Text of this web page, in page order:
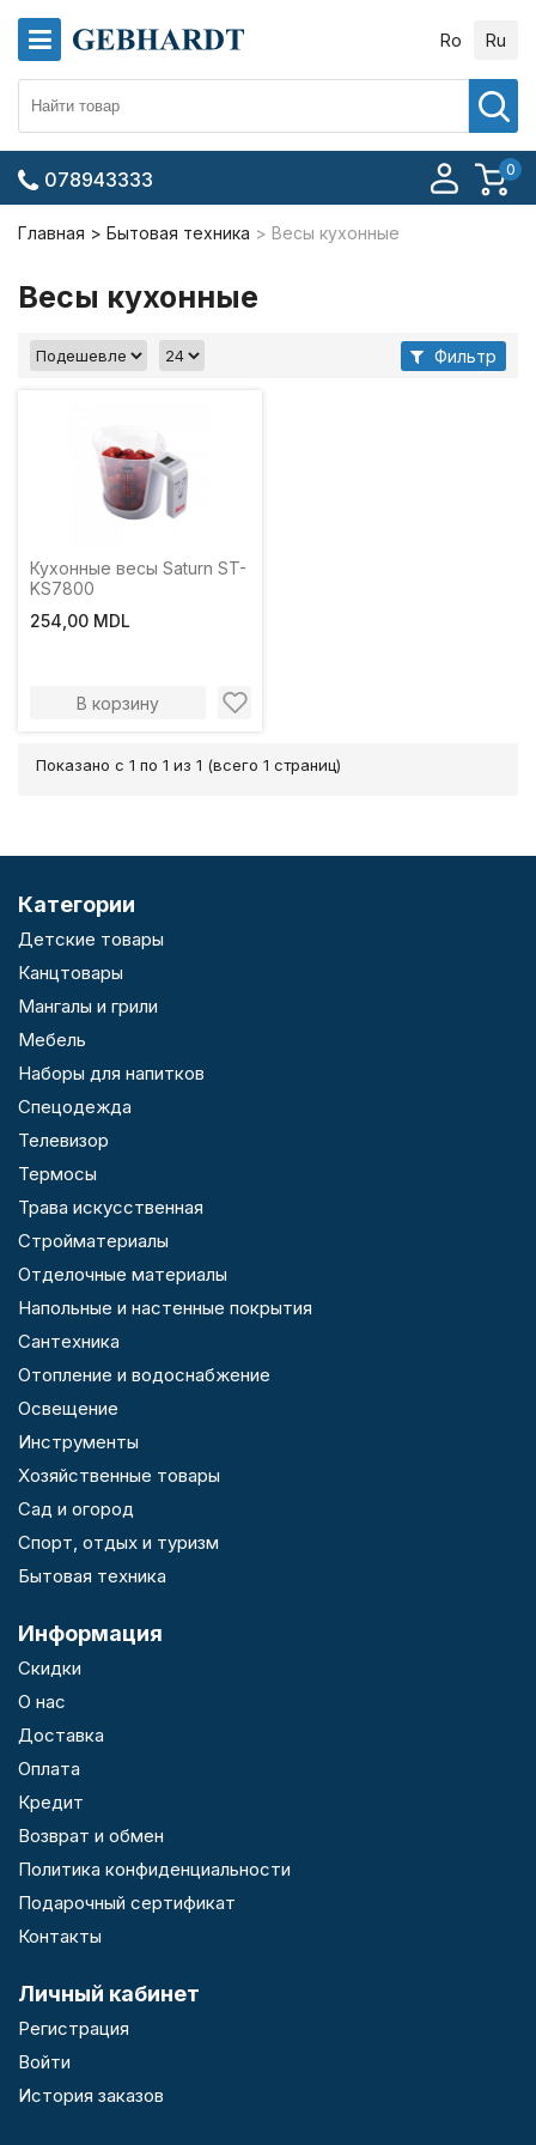
Ro Ru
0
078943333
Главная Бытовая техника Весы кухонные
Весы кухонные
Фильтр
Кухонные весы Saturn ST-
KS7800
254,00 MDL
В корзину
Показано с 1 по 1 из 1 (всего 1 страниц)
Категории
Детские товары
Канцтовары
Мангалы и грили
Мебель
Наборы для напитков
Спецодежда
Телевизор
Термосы
Трава искусственная
Стройматериалы
Отделочные материалы
Напольные и настенные покрытия
Сантехника
Отопление и водоснабжение
Освещение
Инструменты
Хозяйственные товары
Сад и огород
Спорт, отдых и туризм
Бытовая техника
Информация
Скидки
О нас
Доставка
Оплата
Кредит
Возврат и обмен
Политика конфиденциальности
Подарочный сертификат
Контакты
Личный кабинет
Регистрация
Войти
История заказов